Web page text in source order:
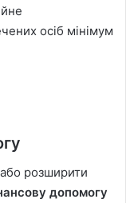
осіб мінімум
або розширити
допомогу